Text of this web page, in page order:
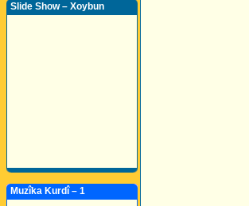
Slide Show – Xoybun
Muzîka Kurdî – 1